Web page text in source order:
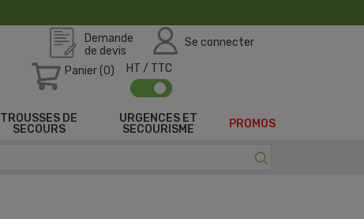
Demande
de devis
Se connecter
Panier (0) HT / TTC
TROUSSES DE
SECOURS
URGENCES ET
SECOURISME
PROMOS